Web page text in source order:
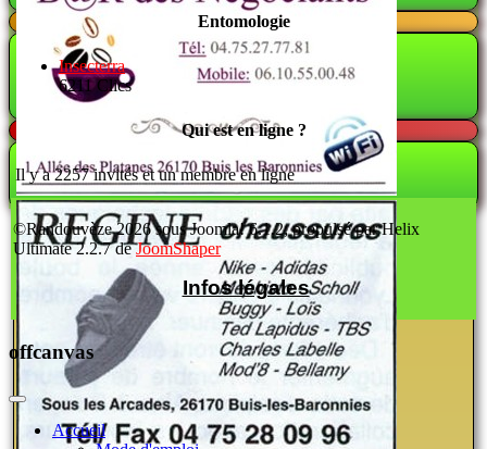
Entomologie
Insecterra
6211 Clics
Qui est en ligne ?
Il y a 2257 invités et un membre en ligne
©Randouvèze 2026 sous Joomla! 6.1.2; propulsé par Helix
Ultimate 2.2.7 deJoomShaper
Infos légales
offcanvas
Accueil